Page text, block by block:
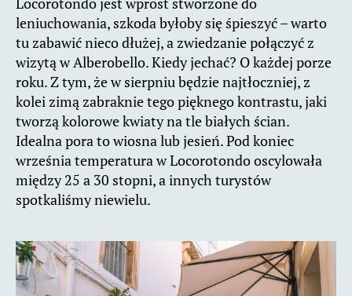
leniuchowania, szkoda byłoby się śpieszyć – warto
tu zabawić nieco dłużej, a zwiedzanie połączyć z
wizytą w Alberobello. Kiedy jechać? O każdej porze
roku. Z tym, że w sierpniu będzie najtłoczniej, z
kolei zimą zabraknie tego pięknego kontrastu, jaki
tworzą kolorowe kwiaty na tle białych ścian.
Idealna pora to wiosna lub jesień. Pod koniec
września temperatura w Locorotondo oscylowała
między 25 a 30 stopni, a innych turystów
spotkaliśmy niewielu.